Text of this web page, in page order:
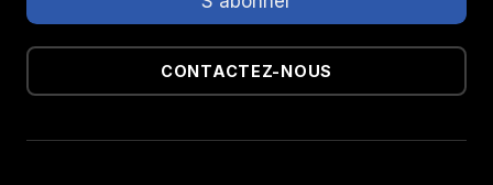
CONTACTEZ-NOUS